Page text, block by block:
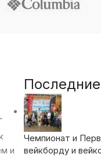
и
Чемпионат и
вейкборду и